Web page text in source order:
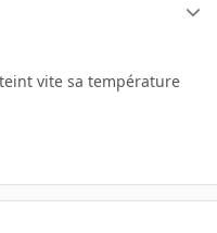
vite sa température